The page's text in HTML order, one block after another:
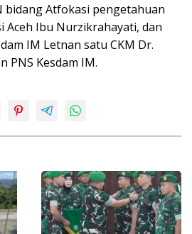
bidang Atfokasi pengetahuan
Aceh Ibu Nurzikrahayati, dan
IM Letnan satu CKM Dr.
PNS Kesdam IM.